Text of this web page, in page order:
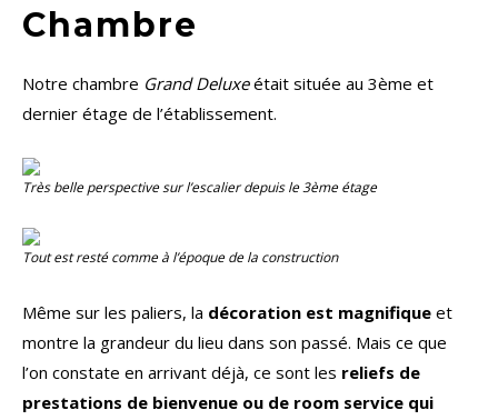
Chambre
Notre chambre Grand Deluxeétait située au 3ème et
dernier étage de l’établissement.
Très belle perspective sur l’escalier depuis le 3ème étage
Tout est resté comme à l’époque de la construction
Même sur les paliers, la décoration est magnifique et
montre la grandeur du lieu dans son passé. Mais ce que
l’on constate en arrivant déjà, ce sont les reliefs de
prestations de bienvenue ou de room service qui